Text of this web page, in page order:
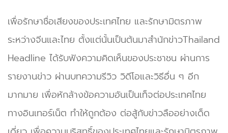
เพื่อรักษาชื่อเสียงของประเทศไทย และรักษามิตรภาพ
ระหว่างจีนและไทย ตั้งแต่นั้นเป็นต้นมาสำนักข่าวThailand
Headline ได้รับฟังความคิดเห็นของประชาชน ผ่านการ
รายงานข่าว ผ่านบทความรีวิว วิดีโอและวิธีอื่น ๆ อีก
มากมาย เพื่อหักล้างข้อความอันเป็นเท็จต่อประเทศไทย
ทางอินเทอร์เน็ต ทำให้ถูกต้อง ต่อสู้กับข่าวลืออย่างเด็ด